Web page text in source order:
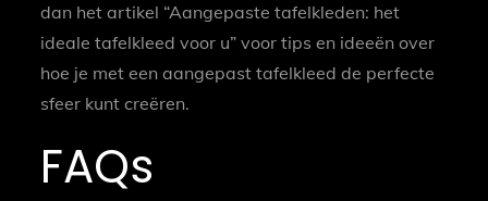
dan het artikel “Aangepaste tafelkleden: het
ideale tafelkleed voor u” voor tips en ideeën over
hoe je met een aangepast tafelkleed de perfecte
sfeer kunt creëren.
FAQs